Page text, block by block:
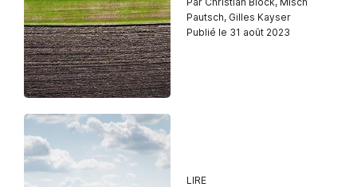
Pautsch, Gilles Kayser
Publié le 31 août 2023
LIRE